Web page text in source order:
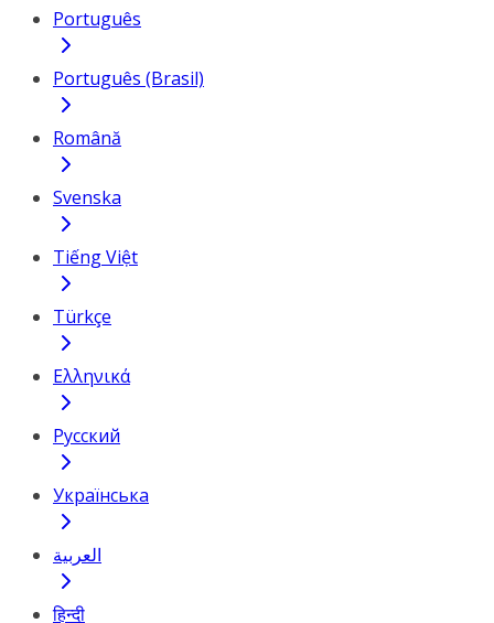
Português
Português (Brasil)
Română
Svenska
Tiếng Việt
Türkçe
Ελληνικά
Русский
Українська
العربية
हिन्दी